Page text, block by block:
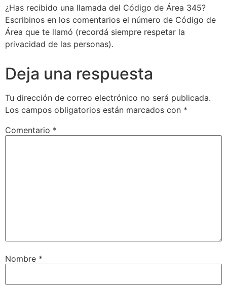
¿Has recibido una llamada del Código de Área 345?
Escribinos en los comentarios el número de Código de
Área que te llamó (recordá siempre respetar la
privacidad de las personas).
Deja una respuesta
Tu dirección de correo electrónico no será publicada.
Los campos obligatorios están marcados con *
Comentario *
Nombre *